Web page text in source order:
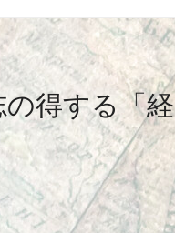
得する「経